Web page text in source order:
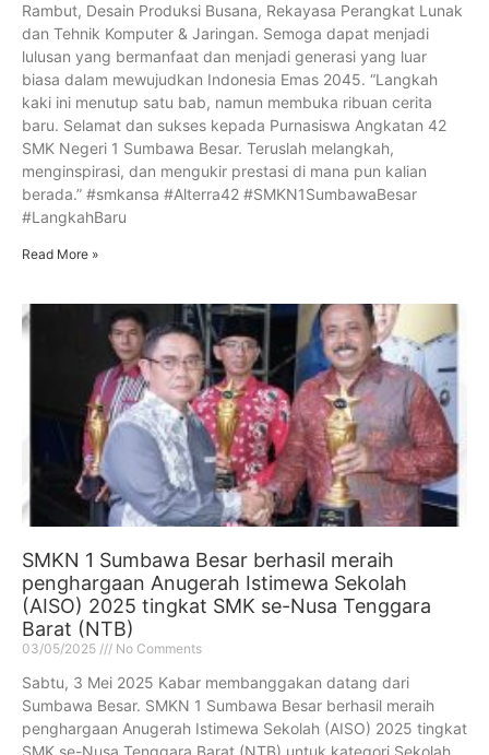
Rambut, Desain Produksi Busana, Rekayasa Perangkat Lunak
dan Tehnik Komputer & Jaringan. Semoga dapat menjadi
lulusan yang bermanfaat dan menjadi generasi yang luar
biasa dalam mewujudkan Indonesia Emas 2045. “Langkah
kaki ini menutup satu bab, namun membuka ribuan cerita
baru. Selamat dan sukses kepada Purnasiswa Angkatan 42
SMK Negeri 1 Sumbawa Besar. Teruslah melangkah,
menginspirasi, dan mengukir prestasi di mana pun kalian
berada.” #smkansa #Alterra42 #SMKN1SumbawaBesar
#LangkahBaru
Read More »
SMKN 1 Sumbawa Besar berhasil meraih
penghargaan Anugerah Istimewa Sekolah
(AISO) 2025 tingkat SMK se-Nusa Tenggara
Barat (NTB)
03/05/2025 No Comments
Sabtu, 3 Mei 2025 Kabar membanggakan datang dari
Sumbawa Besar. SMKN 1 Sumbawa Besar berhasil meraih
penghargaan Anugerah Istimewa Sekolah (AISO) 2025 tingkat